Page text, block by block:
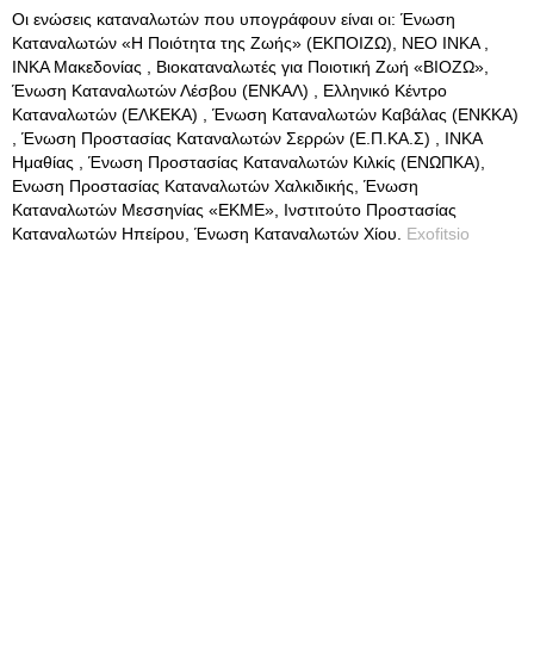
Οι ενώσεις καταναλωτών που υπογράφουν είναι οι: Ένωση
Καταναλωτών «Η Ποιότητα της Ζωής» (ΕΚΠΟΙΖΩ), ΝΕΟ ΙΝΚΑ ,
ΙΝΚΑ Μακεδονίας , Βιοκαταναλωτές για Ποιοτική Ζωή «ΒΙΟΖΩ»,
Ένωση Καταναλωτών Λέσβου (ΕΝΚΑΛ) , Ελληνικό Κέντρο
Καταναλωτών (ΕΛΚΕΚΑ) , Ένωση Καταναλωτών Καβάλας (ΕΝΚΚΑ)
, Ένωση Προστασίας Καταναλωτών Σερρών (Ε.Π.ΚΑ.Σ) , ΙΝΚΑ
Ημαθίας , Ένωση Προστασίας Καταναλωτών Κιλκίς (ΕΝΩΠΚΑ),
Ενωση Προστασίας Καταναλωτών Χαλκιδικής, Ένωση
Καταναλωτών Μεσσηνίας «ΕΚΜΕ», Ινστιτούτο Προστασίας
Καταναλωτών Ηπείρου, Ένωση Καταναλωτών Χίου. Exofitsio